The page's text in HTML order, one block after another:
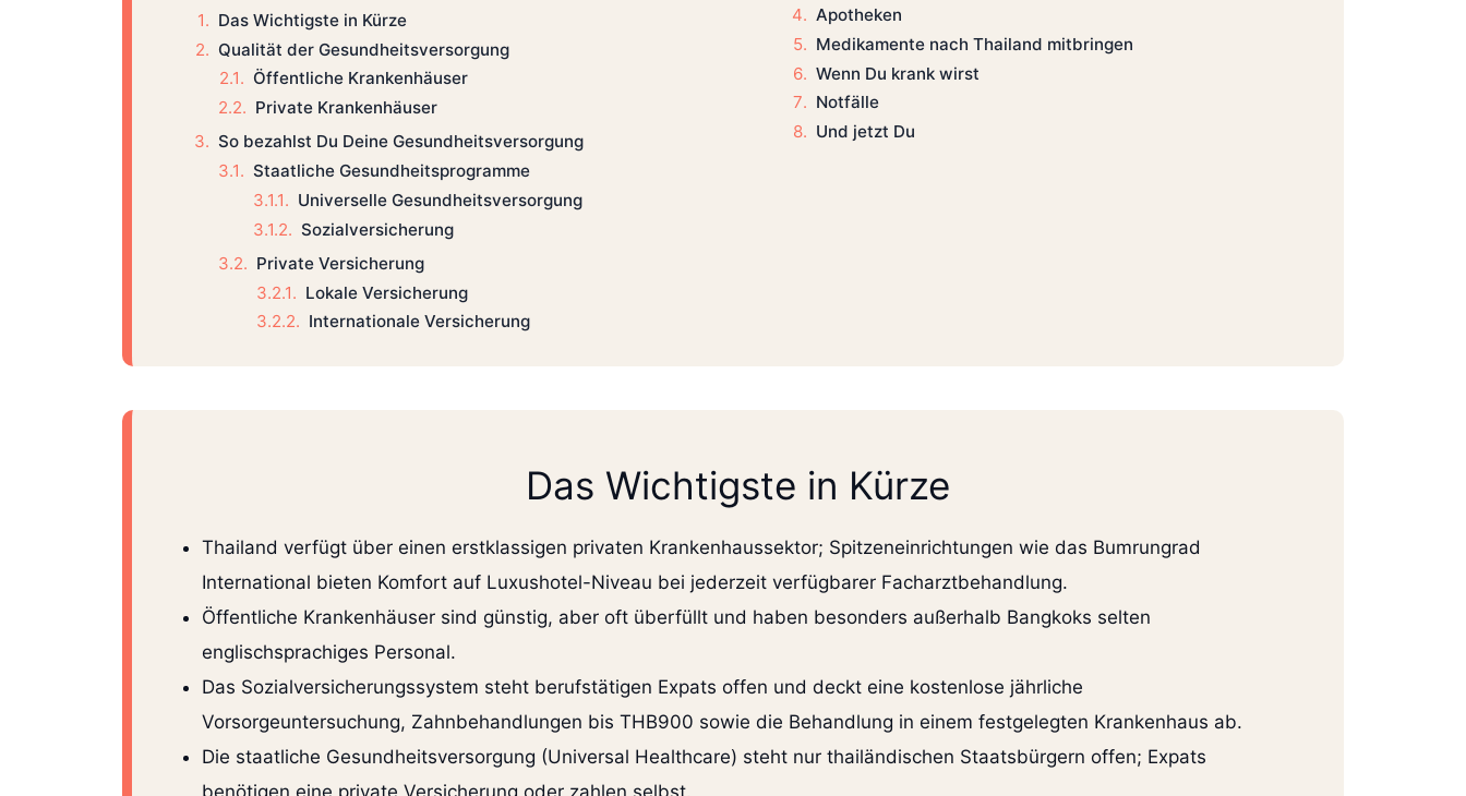
Das Wichtigste in Kürze
Qualität der Gesundheitsversorgung
Öffentliche Krankenhäuser
Private Krankenhäuser
So bezahlst Du Deine Gesundheitsversorgung
Staatliche Gesundheitsprogramme
Universelle Gesundheitsversorgung
Sozialversicherung
Private Versicherung
Lokale Versicherung
Internationale Versicherung
Apotheken
Medikamente nach Thailand mitbringen
Wenn Du krank wirst
Notfälle
Und jetzt Du
Das Wichtigste in Kürze
Thailand verfügt über einen erstklassigen privaten Krankenhaussektor; Spitzeneinrichtungen wie das Bumrungrad
International bieten Komfort auf Luxushotel-Niveau bei jederzeit verfügbarer Facharztbehandlung.
Öffentliche Krankenhäuser sind günstig, aber oft überfüllt und haben besonders außerhalb Bangkoks selten
englischsprachiges Personal.
Das Sozialversicherungssystem steht berufstätigen Expats offen und deckt eine kostenlose jährliche
Vorsorgeuntersuchung, Zahnbehandlungen bis THB900 sowie die Behandlung in einem festgelegten Krankenhaus ab.
Die staatliche Gesundheitsversorgung (Universal Healthcare) steht nur thailändischen Staatsbürgern offen; Expats
benötigen eine private Versicherung oder zahlen selbst.